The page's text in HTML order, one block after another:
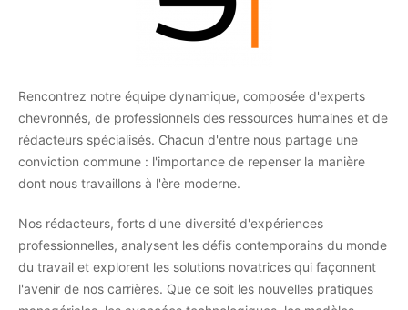
Rencontrez notre équipe dynamique, composée d'experts
chevronnés, de professionnels des ressources humaines et de
rédacteurs spécialisés. Chacun d'entre nous partage une
conviction commune : l'importance de repenser la manière
dont nous travaillons à l'ère moderne.
Nos rédacteurs, forts d'une diversité d'expériences
professionnelles, analysent les défis contemporains du monde
du travail et explorent les solutions novatrices qui façonnent
l'avenir de nos carrières. Que ce soit les nouvelles pratiques